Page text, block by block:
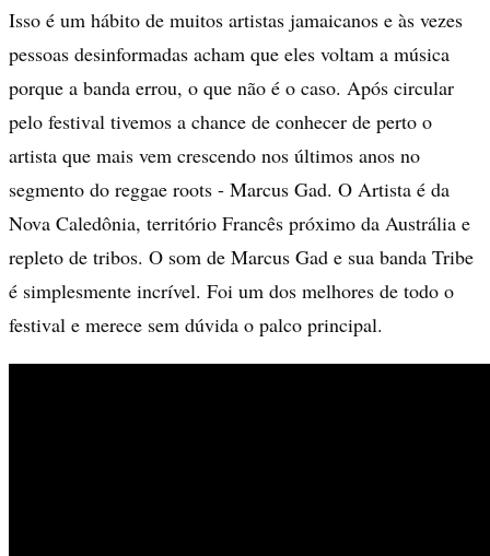
Isso é um hábito de muitos artistas jamaicanos e às vezes
pessoas desinformadas acham que eles voltam a música
porque a banda errou, o que não é o caso. Após circular
pelo festival tivemos a chance de conhecer de perto o
artista que mais vem crescendo nos últimos anos no
segmento do reggae roots - Marcus Gad. O Artista é da
Nova Caledônia, território Francês próximo da Austrália e
repleto de tribos. O som de Marcus Gad e sua banda Tribe
é simplesmente incrível. Foi um dos melhores de todo o
festival e merece sem dúvida o palco principal.